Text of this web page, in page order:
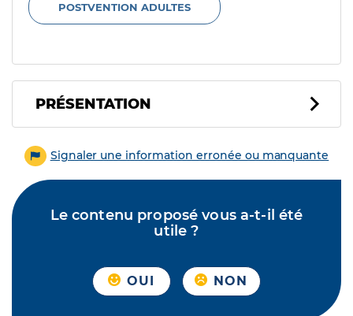
POSTVENTION ADULTES
PRÉSENTATION
Signaler une information erronée ou manquante
Le contenu proposé vous a-t-il été
utile ?
OUI NON